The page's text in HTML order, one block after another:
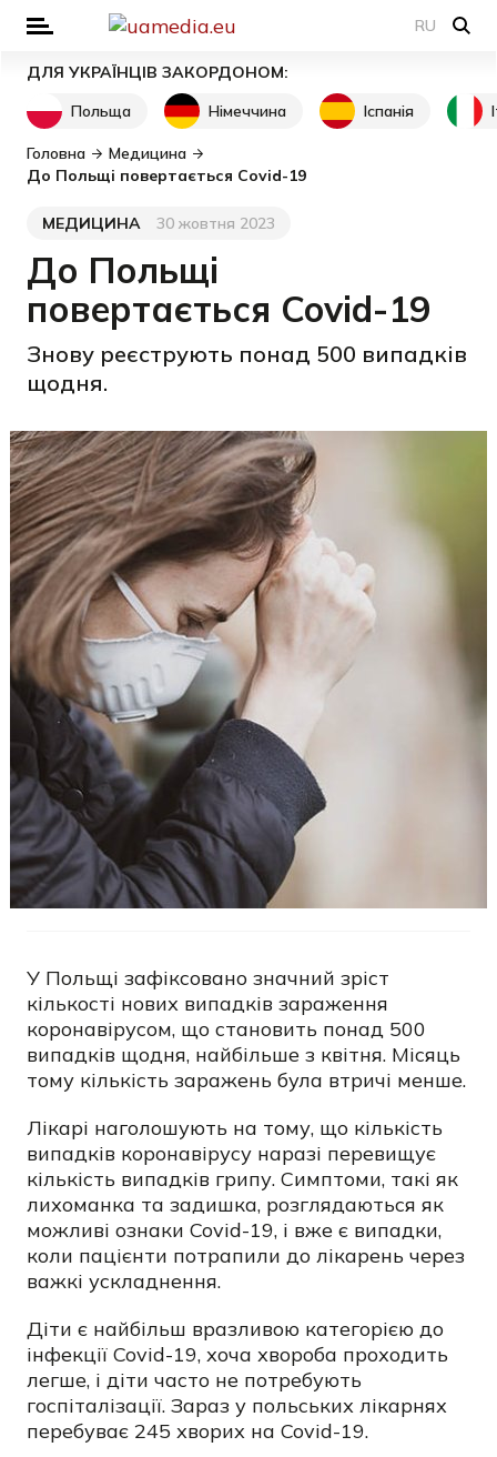
RU
ДЛЯ УКРАЇНЦІВ ЗАКОРДОНОМ:
Польща
Німеччина Іспанія
Головна
Медицина
До Польщі повертається Covid-19
Категорія
МЕДИЦИНА
Дата публікації30 жовтня 2023
До Польщі
повертається Covid-19
Знову реєструють понад 500 випадків
щодня.
У Польщі зафіксовано значний зріст
кількості нових випадків зараження
коронавірусом, що становить понад 500
випадків щодня, найбільше з квітня. Місяць
тому кількість заражень була втричі менше.
Лікарі наголошують на тому, що кількість
випадків коронавірусу наразі перевищує
кількість випадків грипу. Симптоми, такі як
лихоманка та задишка, розглядаються як
можливі ознаки Covid-19, і вже є випадки,
коли пацієнти потрапили до лікарень через
важкі ускладнення.
Діти є найбільш вразливою категорією до
інфекції Covid-19, хоча хвороба проходить
легше, і діти часто не потребують
госпіталізації. Зараз у польських лікарнях
перебуває 245 хворих на Covid-19.